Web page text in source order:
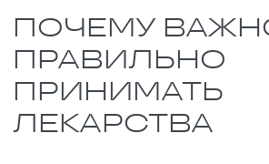
кофе. Никогда не меняйте дозу
сами. Не бросайте пить
лекарство, даже если
полегчало. И всегда говорите
врачу, что вы уже принимаете,
даже если препарат кажется